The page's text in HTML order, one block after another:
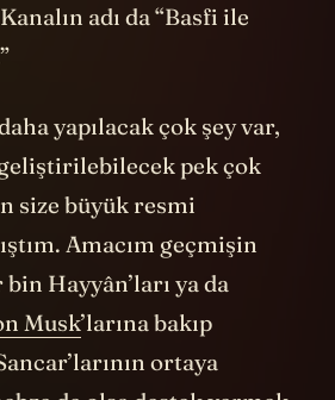
adı da “Basfi ile
yapılacak çok şey var,
pek çok
size büyük resmi
Amacım geçmişin
Hayyân’ları ya da
Musk’larına bakıp
ortaya